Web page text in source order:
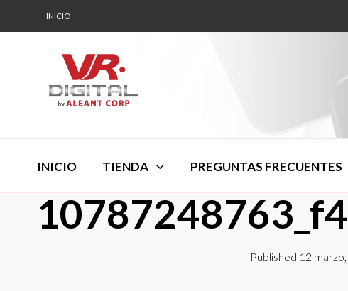
INICIO
INICIO TIENDA PREGUNTAS FRECUENTES
Published 12